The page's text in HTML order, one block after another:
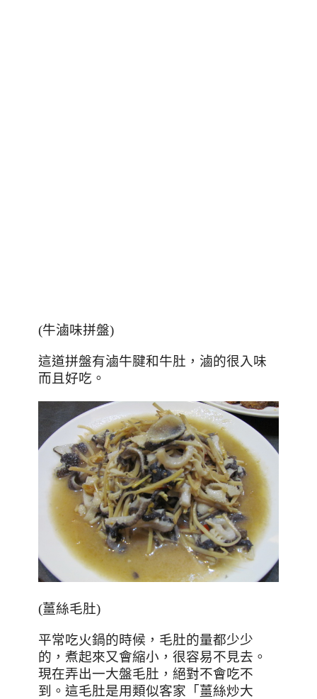
(牛滷味拼盤)
這道拼盤有滷牛腱和牛肚，滷的很入味
而且好吃。
(薑絲毛肚)
平常吃火鍋的時候，毛肚的量都少少
的，煮起來又會縮小，很容易不見去。
現在弄出一大盤毛肚，絕對不會吃不
到。這毛肚是用類似客家 「薑絲炒大